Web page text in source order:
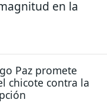
en la
Paz promete
chicote contra la